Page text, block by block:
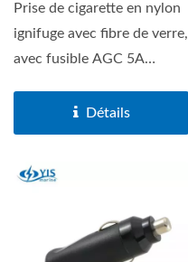
Prise de cigarette en nylon
ignifuge avec fibre de verre,
avec fusible AGC 5A
Détails